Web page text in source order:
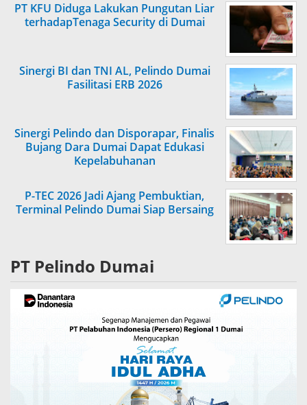
PT KFU Diduga Lakukan Pungutan Liar
terhadapTenaga Security di Dumai
Sinergi BI dan TNI AL, Pelindo Dumai
Fasilitasi ERB 2026
Sinergi Pelindo dan Disporapar, Finalis
Bujang Dara Dumai Dapat Edukasi
Kepelabuhanan
P-TEC 2026 Jadi Ajang Pembuktian,
Terminal Pelindo Dumai Siap Bersaing
PT Pelindo Dumai